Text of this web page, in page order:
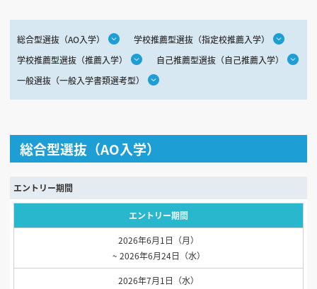
総合型選抜（AO入学）
学校推薦型選抜（指定校推薦入学）
学校推薦型選抜（推薦入学）
自己推薦型選抜（自己推薦入学）
一般選抜（一般入学書類選考型）
総合型選抜（AO入学）
エントリー期間
エントリー期間
2026年6月1日（月）
~ 2026年6月24日（水）
2026年7月1日（水）